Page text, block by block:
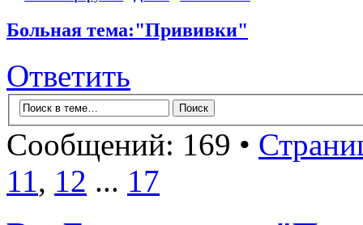
Больная тема:"Прививки"
Ответить
Сообщений: 169 •
11, 12 ... 17